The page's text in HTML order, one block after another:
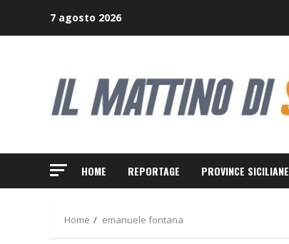
7 agosto 2026
HOME REPORTAGE PROVINCE SICILIANE
Home emanuele fontana